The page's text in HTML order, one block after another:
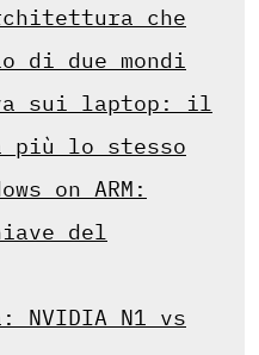
che
di due mondi
sui laptop: il
più lo stesso
on ARM:
del
NVIDIA N1 vs